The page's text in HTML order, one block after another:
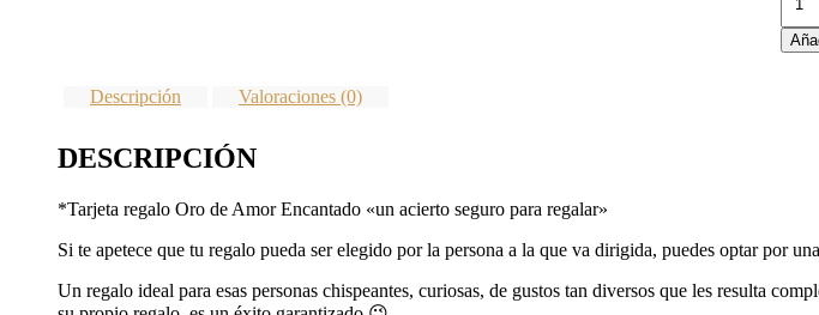
Descripción Valoraciones (0)
DESCRIPCIÓN
*Tarjeta regalo Oro de Amor Encantado «un acierto seguro para regalar»
Si te apetece que tu regalo pueda ser elegido por la persona a la que va dirigida, puedes optar por
Un regalo ideal para esas personas chispeantes, curiosas, de gustos tan diversos que les resulta